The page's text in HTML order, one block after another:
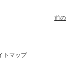
前
トマップ